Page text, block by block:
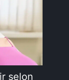
selon